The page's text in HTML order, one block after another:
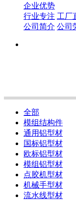
企业优势
行业专注 工厂
公司简介 公司
全部
模组结构件
通用铝型材
国标铝型材
欧标铝型材
模组铝型材
点胶机型材
机械手型材
流水线型材